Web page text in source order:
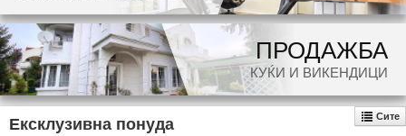
MK
EN
GO!
ПРОДАЖБА
КУЌИ И ВИКЕНДИЦИ
Ексклузивна понуда Сите